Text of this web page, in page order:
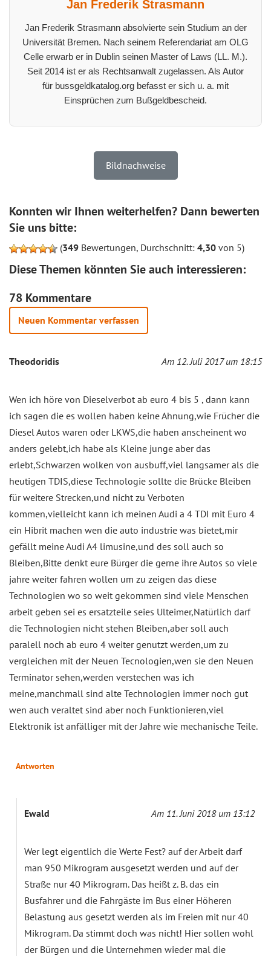
Jan Frederik Strasmann
Jan Frederik Strasmann absolvierte sein Studium an der
Universität Bremen. Nach seinem Referendariat am OLG
Celle erwarb er in Dublin seinen Master of Laws (LL. M.).
Seit 2014 ist er als Rechtsanwalt zugelassen. Als Autor
für bussgeldkatalog.org befasst er sich u. a. mit
Einsprüchen zum Bußgeldbescheid.
Bildnachweise
Konnten wir Ihnen weiterhelfen? Dann bewerten
Sie uns bitte:
(349 Bewertungen, Durchschnitt: 4,30 von 5)
Diese Themen könnten Sie auch interessieren:
78 Kommentare
Neuen Kommentar verfassen
Theodoridis Am 12. Juli 2017 um 18:15
Wen ich höre von Dieselverbot ab euro 4 bis 5 , dann kann
ich sagen die es wollen haben keine Ahnung,wie Frücher die
Diesel Autos waren oder LKWS,die haben anscheinent wo
anders gelebt,ich habe als Kleine junge aber das
erlebt,Schwarzen wolken von ausbuff,viel langsamer als die
heutigen TDIS,diese Technologie sollte die Brücke Bleiben
für weitere Strecken,und nicht zu Verboten
kommen,vielleicht kann ich meinen Audi a 4 TDI mit Euro 4
ein Hibrit machen wen die auto industrie was bietet,mir
gefällt meine Audi A4 limusine,und des soll auch so
Bleiben,Bitte denkt eure Bürger die gerne ihre Autos so viele
jahre weiter fahren wollen um zu zeigen das diese
Technologien wo so weit gekommen sind viele Menschen
arbeit geben sei es ersatzteile seies Ulteimer,Natürlich darf
die Technologien nicht stehen Bleiben,aber soll auch
paralell noch ab euro 4 weiter genutzt werden,um zu
vergleichen mit der Neuen Tecnologien,wen sie den Neuen
Terminator sehen,werden verstechen was ich
meine,manchmall sind alte Technologien immer noch gut
wen auch veraltet sind aber noch Funktionieren,viel
Elektronik ist anfälliger mit der Jahre wie mechanische Teile.
Antworten
Ewald Am 11. Juni 2018 um 13:12
Wer legt eigentlich die Werte Fest? auf der Arbeit darf
man 950 Mikrogram ausgesetzt werden und auf der
Straße nur 40 Mikrogram. Das heißt z. B. das ein
Busfahrer und die Fahrgäste im Bus einer Höheren
Belastung aus gesetzt werden als im Freien mit nur 40
Mikrogram. Da stimmt doch was nicht! Hier sollen wohl
der Bürgen und die Unternehmen wieder mal die